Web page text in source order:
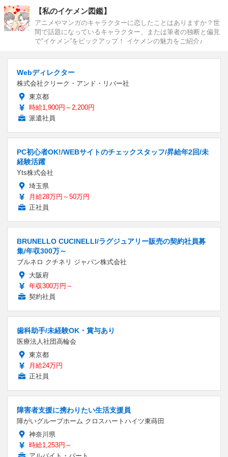
【私のイケメン図鑑】
アニメやマンガのキャラクターに恋したことはありますか？世
間で話題になっているキャラクター、または筆者の独断と偏見
で“イケメン”をピックアップ！ イケメンの魅力をご紹介♪
Webディレクター
株式会社クリーク・アンド・リバー社
東京都
時給1,900円～2,200円
派遣社員
PC初心者OK!/WEBサイトのチェックスタッフ/昇給年2回/未
経験活躍
Yts株式会社
埼玉県
月給28万円～50万円
正社員
BRUNELLO CUCINELLI/ラグジュアリー販売の契約社員募
集/年収300万～
ブルネロ クチネリ ジャパン株式会社
大阪府
年収300万円～
契約社員
歯科助手/未経験OK・賞与あり
医療法人社団高輪会
東京都
月給24万円
正社員
障害者支援に携わりたい生活支援員
障がいグループホーム クロスハートハイツ東蒔田
神奈川県
時給1,253円～